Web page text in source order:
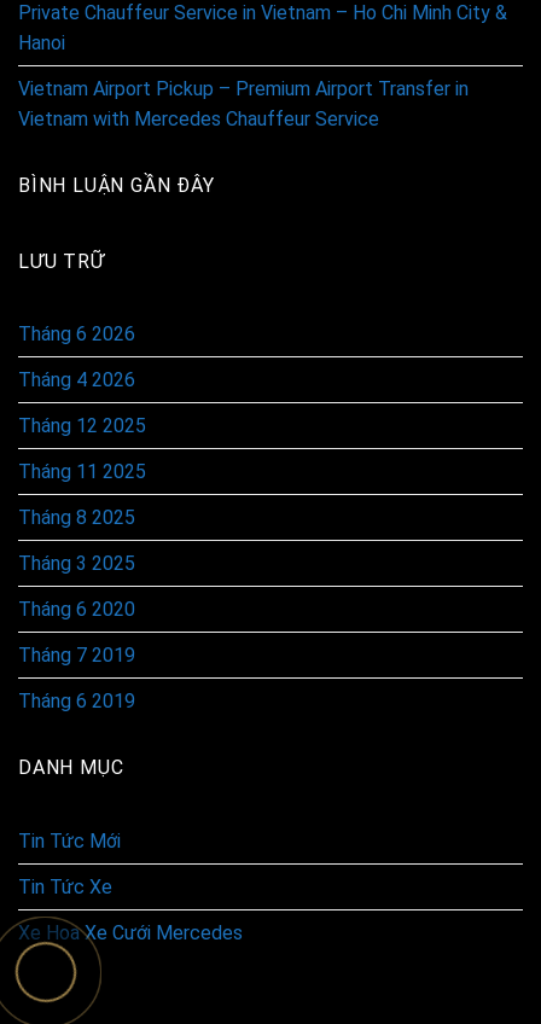
Private Chauffeur Service in Vietnam – Ho Chi Minh City &
Hanoi
Vietnam Airport Pickup – Premium Airport Transfer in
Vietnam with Mercedes Chauffeur Service
BÌNH LUẬN GẦN ĐÂY
LƯU TRỮ
Tháng 6 2026
Tháng 4 2026
Tháng 12 2025
Tháng 11 2025
Tháng 8 2025
Tháng 3 2025
Tháng 6 2020
Tháng 7 2019
Tháng 6 2019
DANH MỤC
Tin Tức Mới
Tin Tức Xe
Xe Hoa Xe Cưới Mercedes